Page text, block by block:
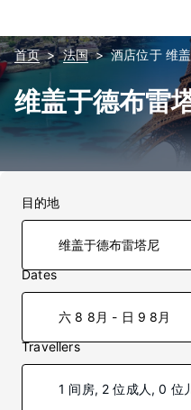
首页 法国 酒店位于 维
维盖于德布雷
目的地
Dates
六 8 8月 - 日 9 8月
Travellers
1 间房, 2 位成人, 0 位